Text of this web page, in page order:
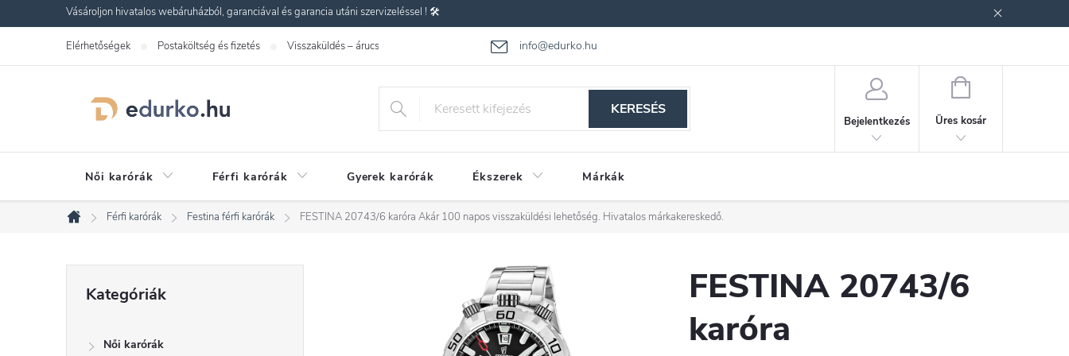
a
Vásároljon hivatalos webáruházból, garanciával és garancia utáni szervizeléssel ! 🛠️
info@edurko.hu
Elérhetőségek Postaköltség és fizetés Visszaküldés – árucsere Gyakran ismételt kérdések
KERESÉS
Bejelentkezés
KOSÁR
Üres kosár
Női karórák Férfi karórák Gyerek karórák Ékszerek Márkák
Kezdőlap
Férfi karórák Festina férfi karórák FESTINA 20743/6 karóra Akár 100 napos visszaküldési lehetőség. Hivatalos márkakereskedő.
O
átugrása
Kategóriák
Női karórák
FESTINA 20743/6
karóra